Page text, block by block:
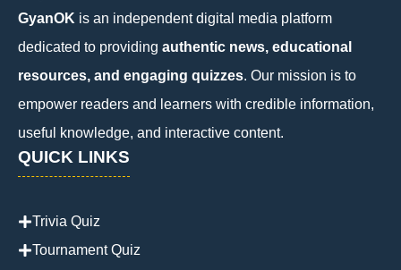
GyanOK is an independent digital media platform
dedicated to providing authentic news, educational
resources, and engaging quizzes. Our mission is to
empower readers and learners with credible information,
useful knowledge, and interactive content.
QUICK LINKS
Trivia Quiz
Tournament Quiz